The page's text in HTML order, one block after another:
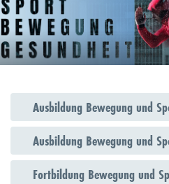
Ausbildung Bewegung und
Ausbildung Bewegung und
Fortbildung Bewegung und